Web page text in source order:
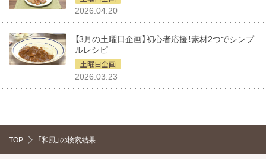
2026.04.20
【3月の土曜日企画】初心者応援！素材2つでシンプ
ルレシピ
土曜日企画
2026.03.23
TOP 「和風」の検索結果